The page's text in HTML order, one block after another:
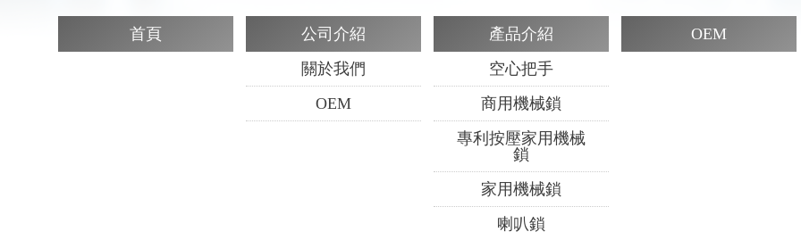
首頁
公司介紹
關於我們
OEM
產品介紹
空心把手
商用機械鎖
專利按壓家用機械
鎖
家用機械鎖
喇叭鎖
OEM